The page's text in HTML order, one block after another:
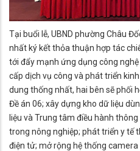
Tại buổi lễ, UBND phường Châu
nhất ký kết thỏa thuận hợp tác
tới đẩy mạnh ứng dụng công
cấp dịch vụ công và phát triển
dung thống nhất, hai bên sẽ phối
Đề án 06; xây dựng kho dữ liệu
liệu và Trung tâm điều hành
trong nông nghiệp; phát triển y tế
điện tử; mở rộng hệ thống